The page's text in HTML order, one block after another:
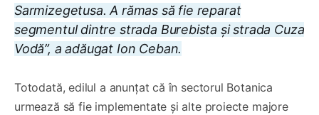
Sarmizegetusa. A rămas să fie reparat
segmentul dintre strada Burebista și strada Cuza
Vodă”, a adăugat Ion Ceban.
Totodată, edilul a anunțat că în sectorul Botanica
urmează să fie implementate și alte proiecte majore